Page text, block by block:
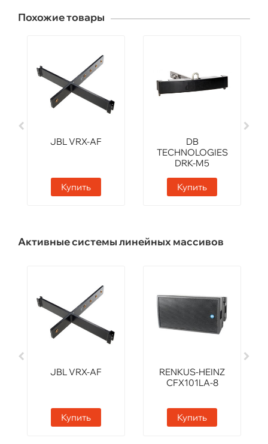
Похожие товары
JBL VRX-AF
Купить
DB
TECHNOLOGIES
DRK-M5
Купить
Активные системы линейных массивов
JBL VRX-AF
Купить
RENKUS-HEINZ
CFX101LA-8
Купить